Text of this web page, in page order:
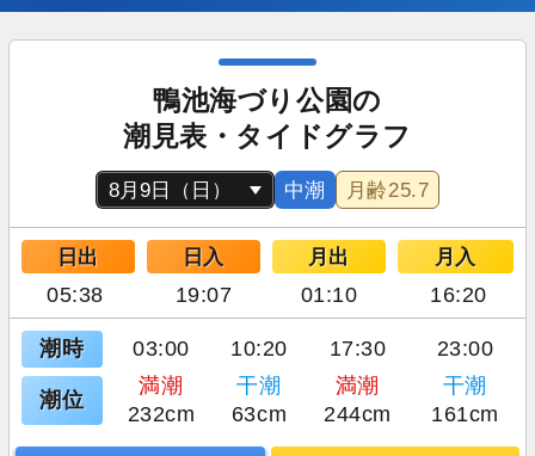
鴨池海づり公園の
潮見表・タイドグラフ
中潮 月齢25.7
日出 日入 月出 月入
05:38 19:07 01:10 16:20
潮時 03:00 10:20 17:30 23:00
潮位
満潮 干潮 満潮
干潮
232cm
63cm 244cm 161cm